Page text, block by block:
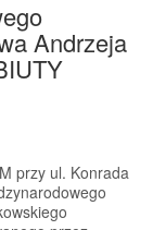
Andrzeja
przy ul. Konrada